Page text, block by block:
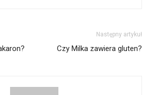
Następny artykuł
Czy Milka zawiera gluten?